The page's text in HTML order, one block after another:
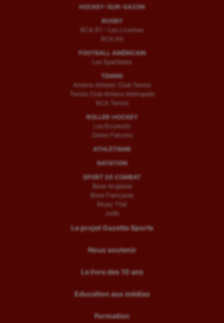
HOCKEY-SUR-GAZON
RUGBY
RCA (F) – Les Licornes
RCA (H)
FOOTBALL AMÉRICAIN
Les Spartiates
TENNIS
Amiens Athletic Club Tennis
Tennis Club Amiens Métropole
RCA Tennis
ROLLER-HOCKEY
Les Ecureuils
Green Falcons
ATHLÉTISME
NATATION
SPORT DE COMBAT
Boxe Anglaise
Boxe Française
Muay Thaï
Judo
Le projet Gazette Sports
Nous soutenir
Le livre des 10 ans
Education aux médias
Formation